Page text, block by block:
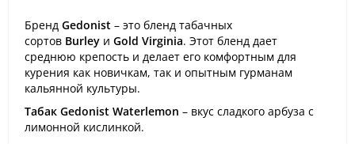
Бренд Gedonist – это бленд табачных
сортов Burley и Gold Virginia. Этот бленд дает
среднюю крепость и делает его комфортным для
курения как новичкам, так и опытным гурманам
кальянной культуры.
Табак Gedonist Waterlemon – вкус сладкого арбуза с
лимонной кислинкой.